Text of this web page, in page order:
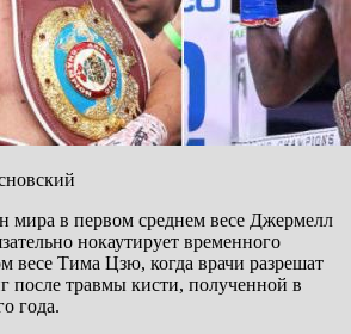
в первом среднем весе Джермелл
нокаутирует временного
весе Тима Цзю, когда врачи разрешат
после травмы кисти, полученной в
года.